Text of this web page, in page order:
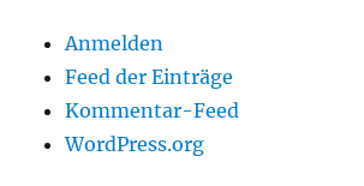
Anmelden
Feed der Einträge
Kommentar-Feed
WordPress.org